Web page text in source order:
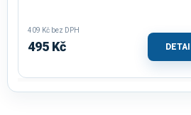
409 Kč bez DPH
495 Kč